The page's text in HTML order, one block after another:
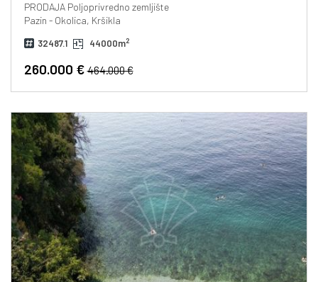
PRODAJAPoljoprivredno zemljište
Pazin - Okolica, Kršikla
32487.1 44000m2
260.000 €464.000 €